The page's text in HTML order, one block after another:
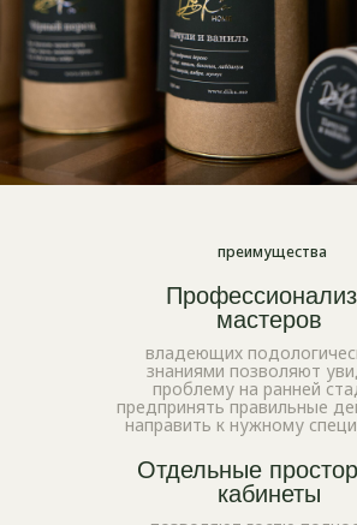
Отдельные
кабинеты
мастеров
преимущества
владеющих
знаниями позволяют
проблему на ранней
предпринять правильные
направить к нужному